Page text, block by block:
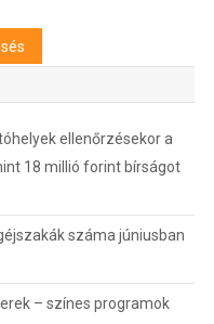
ellenőrzésekor a
18 millió forint bírságot
száma júniusban
– színes programok